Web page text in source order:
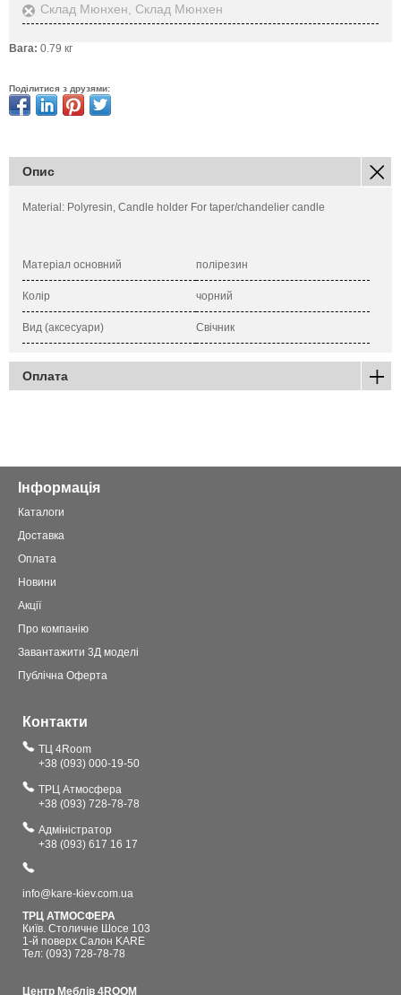
Склад Мюнхен, Склад Мюнхен
Вага: 0.79 кг
Поділитися з друзями:
Опис
Material: Polyresin, Candle holder For taper/chandelier candle
Матеріал основний полірезин
Колір чорний
Вид (аксесуари) Свічник
Оплата
Інформація
Каталоги
Доставка
Оплата
Новини
Акції
Про компанію
Завантажити 3Д моделі
Публічна Оферта
Контакти
ТЦ 4Room
+38 (093) 000-19-50
ТРЦ Атмосфера
+38 (093) 728-78-78
Адміністратор
+38 (093) 617 16 17
info@kare-kiev.com.ua
ТРЦ АТМОСФЕРА
Київ. Столичне Шосе 103
1-й поверх Салон KARE
Тел: (093) 728-78-78
Центр Меблів 4ROOM